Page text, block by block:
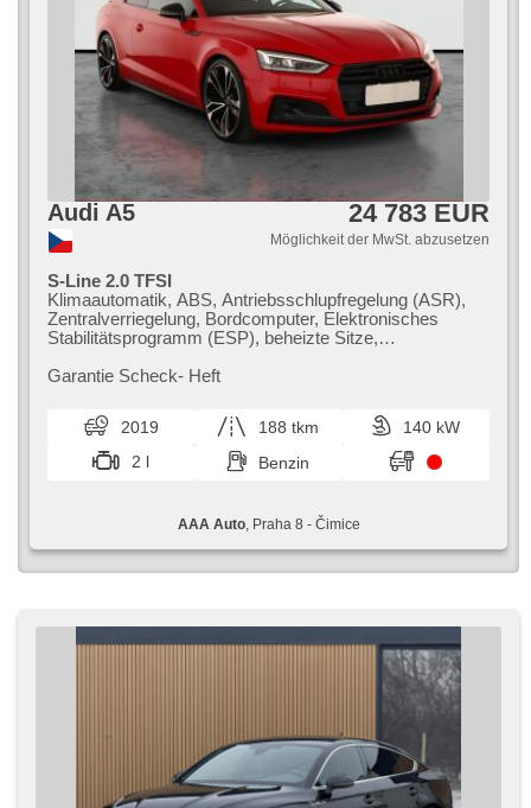
Audi A5 24 783 EUR
Möglichkeit der MwSt. abzusetzen
S-Line 2.0 TFSI
Klimaautomatik, ABS, Antriebsschlupfregelung (ASR),
Zentralverriegelung, Bordcomputer, Elektronisches
Stabilitätsprogramm (ESP), beheizte Sitze,
Reifendrucksensor, USB, Fahrgestell Steifheitsregelung,
Autoradio, Automatikgetriebe
Garantie Scheck​- Heft
2019 188 tkm
140 kW
2 l
Benzin
AAA Auto, Praha 8 - Čimice